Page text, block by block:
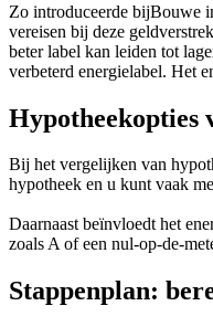
Zo introduceerde bijBouwe
vereisen bij deze
beter label kan leiden tot
verbeterd energielabel. Het
Hypotheekopties
Bij het vergelijken van
hypotheek en u kunt vaak
Daarnaast beïnvloedt het
zoals A of een nul-op-de-
Stappenplan: